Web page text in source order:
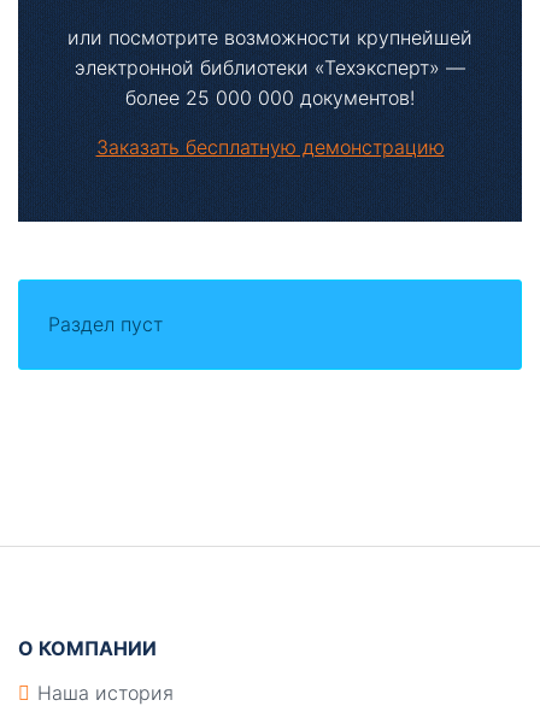
или посмотрите возможности крупнейшей
электронной библиотеки «Техэксперт» —
более 25 000 000 документов!
Заказать бесплатную демонстрацию
Раздел пуст
О КОМПАНИИ
Наша история